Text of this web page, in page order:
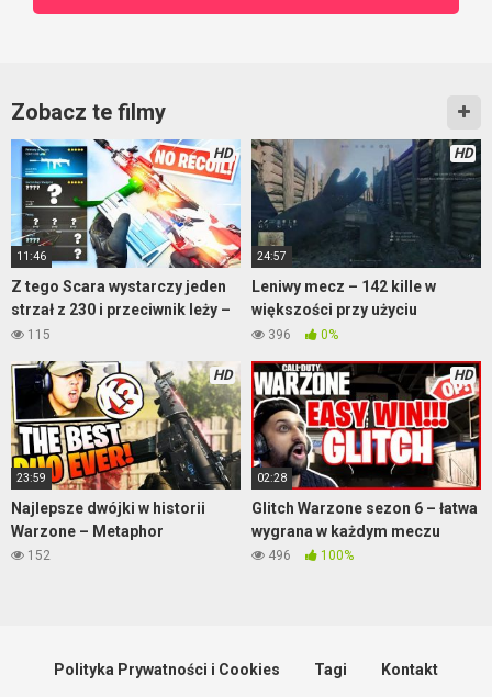
Zobacz te filmy
HD
11:46
Z tego Scara wystarczy jeden
strzał z 230 i przeciwnik leży –
Warzone
115
HD
24:57
Leniwy mecz – 142 kille w
większości przy użyciu
moździerza – Enlisted
396 0%
HD
23:59
Najlepsze dwójki w historii
Warzone – Metaphor
152
HD
02:28
Glitch Warzone sezon 6 – łatwa
wygrana w każdym meczu
496 100%
Polityka Prywatności i Cookies Tagi Kontakt